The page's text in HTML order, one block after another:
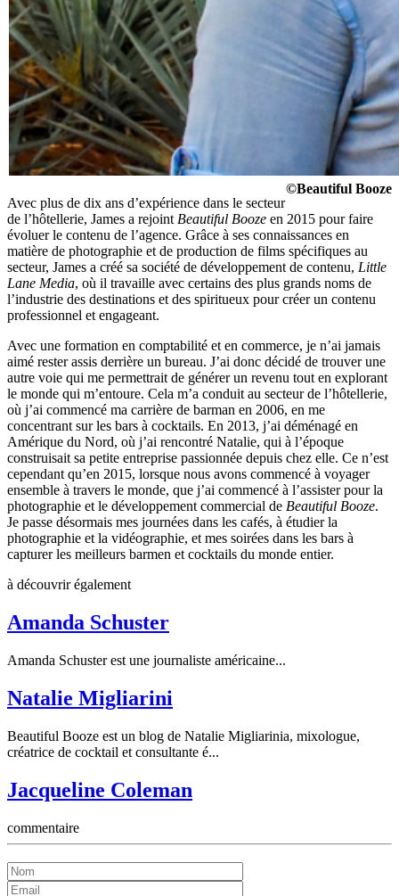
©Beautiful Booze
Avec plus de dix ans d’expérience dans le secteur
de l’hôtellerie, James a rejointBeautiful Booze en 2015 pour faire
évoluer le contenu de l’agence. Grâce à ses connaissances en
matière de photographie et de production de films spécifiques au
secteur, James a créé sa société de développement de contenu, Little
Lane Media, où il travaille avec certains des plus grands noms de
l’industrie des destinations et des spiritueux pour créer un contenu
professionnel et engageant.
Avec une formation en comptabilité et en commerce, je n’ai jamais
aimé rester assis derrière un bureau. J’ai donc décidé de trouver une
autre voie qui me permettrait de générer un revenu tout en explorant
le monde qui m’entoure. Cela m’a conduit au secteur de l’hôtellerie,
où j’ai commencé ma carrière de barman en 2006, en me
concentrant sur les bars à cocktails. En 2013, j’ai déménagé en
Amérique du Nord, où j’ai rencontré Natalie, qui à l’époque
construisait sa petite entreprise passionnée depuis chez elle. Ce n’est
cependant qu’en 2015, lorsque nous avons commencé à voyager
ensemble à travers le monde, que j’ai commencé à l’assister pour la
photographie et le développement commercial de Beautiful Booze.
Je passe désormais mes journées dans les cafés, à étudier la
photographie et la vidéographie, et mes soirées dans les bars à
capturer les meilleurs barmen et cocktails du monde entier.
à découvrir également
Amanda Schuster
Amanda Schuster est une journaliste américaine...
Natalie Migliarini
Beautiful Booze est un blog de Natalie Migliarinia, mixologue,
créatrice de cocktail et consultante é...
Jacqueline Coleman
commentaire